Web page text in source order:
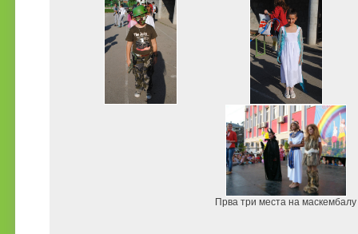
Прва три места на маскембалу